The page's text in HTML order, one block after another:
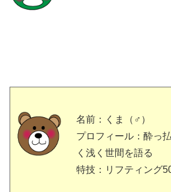
名前：くま（♂）
プロフィール：酔っ
く浅く世間を語る
特技：リフティング